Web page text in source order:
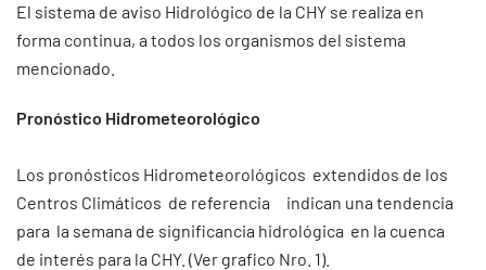
El sistema de aviso Hidrológico de la CHY se realiza en
forma continua, a todos los organismos del sistema
mencionado.
Pronóstico Hidrometeorológico
Los pronósticos Hidrometeorológicos extendidos de los
Centros Climáticos de referencia indican una tendencia
para la semana de significancia hidrológica en la cuenca
de interés para la CHY. (Ver grafico Nro. 1).